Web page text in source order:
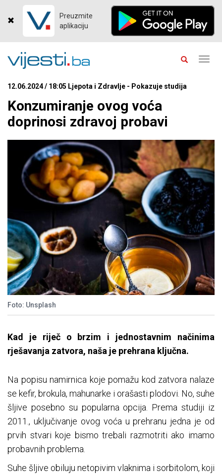
Preuzmite
aplikaciju
12.06.2024 / 18:05 Ljepota i Zdravlje - Pokazuje studija
Konzumiranje ovog voća
doprinosi zdravoj probavi
Foto: Unsplash
Kad je riječ o brzim i jednostavnim načinima
rješavanja zatvora, naša je prehrana ključna.
Na popisu namirnica koje pomažu kod zatvora nalaze
se kefir, brokula, mahunarke i orašasti plodovi. No, suhe
šljive posebno su popularna opcija. Prema studiji iz
2011., uključivanje ovog voća u prehranu jedna je od
prvih stvari koje bismo trebali razmotriti ako imamo
probavnih problema.
Suhe šljive obiluju netopivim vlaknima i sorbitolom, koji